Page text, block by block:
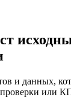
и данных,
или